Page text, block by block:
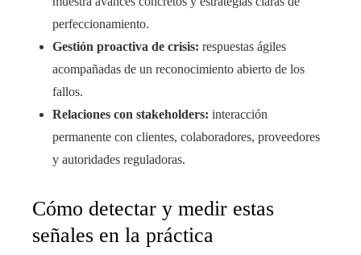
perfeccionamiento.
Gestión proactiva de crisis: respuestas ágiles
acompañadas de un reconocimiento abierto de los
fallos.
Relaciones con stakeholders: interacción
permanente con clientes, colaboradores, proveedores
y autoridades reguladoras.
Cómo detectar y medir estas
señales en la práctica